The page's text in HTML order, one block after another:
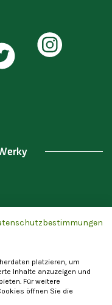
platzieren, um
Inhalte anzuzeigen und
Für weitere
öffnen Sie die